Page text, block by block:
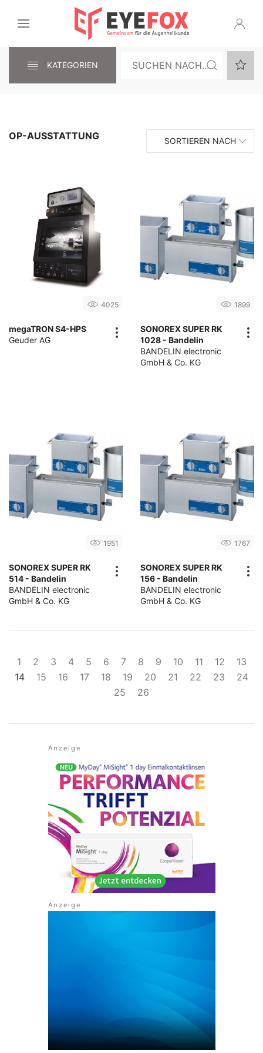
KATEGORIEN
OP-AUSSTATTUNG SORTIEREN NACH
4025
megaTRON S4-HPS
Geuder AG
1899
SONOREX SUPER RK
1028 - Bandelin
BANDELIN electronic
GmbH & Co. KG
1951
SONOREX SUPER RK
514 - Bandelin
BANDELIN electronic
GmbH & Co. KG
1767
SONOREX SUPER RK
156 - Bandelin
BANDELIN electronic
GmbH & Co. KG
1 2 3 4 5 6 7 8 9 10 11 12
13
14
15 16 17 18 19 20 21 22 23
24
25
26